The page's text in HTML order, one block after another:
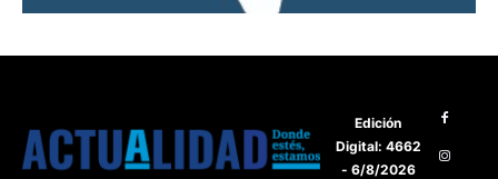
Edición
Digital: 4662
- 6/8/2026